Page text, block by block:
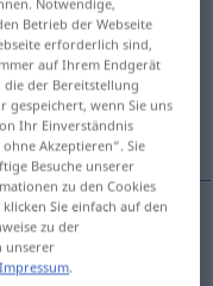
antippen)
Betrieb der Webseite
erforderlich sind,
auf Ihrem Endgerät
die der Bereitstellung
gespeichert, wenn Sie uns
Ihr Einverständnis
Akzeptieren“. Sie
Besuche unserer
zu den Cookies
Sie einfach auf den
zu der
unserer
Impressum